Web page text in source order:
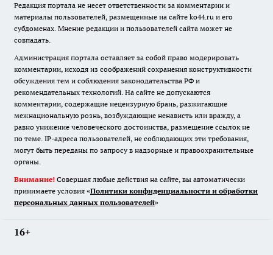
Редакция портала не несет ответственности за комментарии и
материалы пользователей, размещенные на сайте ko44.ru и его
субдоменах. Мнение редакции и пользователей сайта может не
совпадать.
Администрация портала оставляет за собой право модерировать
комментарии, исходя из соображений сохранения конструктивности
обсуждения тем и соблюдения законодательства РФ и
рекомендательных технологий. На сайте не допускаются
комментарии, содержащие нецензурную брань, разжигающие
межнациональную рознь, возбуждающие ненависть или вражду, а
равно унижение человеческого достоинства, размещение ссылок не
по теме. IP-адреса пользователей, не соблюдающих эти требования,
могут быть переданы по запросу в надзорные и правоохранительные
органы.
Внимание! Совершая любые действия на сайте, вы автоматически
принимаете условия «Политики конфиденциальности и обработки
персональных данных пользователей»
16+